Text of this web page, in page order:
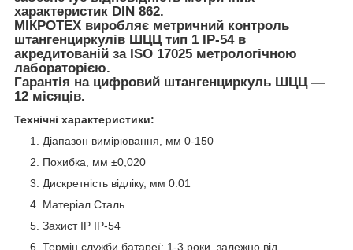
характеристик DIN 862.
МІКРОТЕХ виробляє метричний контроль
штангенциркулів ШЦЦ тип 1 IP-54 в
акредитованій за ISO 17025 метрологічною
лабораторією.
Гарантія на цифровий штангенциркуль ШЦЦ —
12 місяців.
Технічні характеристики:
Діапазон вимірювання, мм 0-150
Похибка, мм ±0,020
Дискретність відліку, мм 0.01
Матеріал Сталь
Захист IP IP-54
Термін служби батареї: 1-3 роки, залежно від